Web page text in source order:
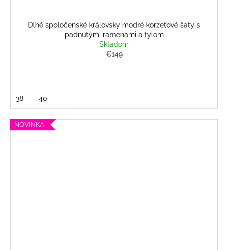
Dlhé spoločenské kráľovsky modré korzetové šaty s
padnutými ramenami a tylom
Skladom
€149
38 40
NOVINKA